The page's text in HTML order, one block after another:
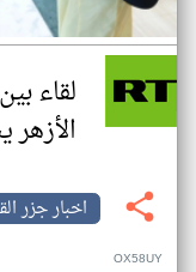
لقاء
اخبار جزر
OX58UY